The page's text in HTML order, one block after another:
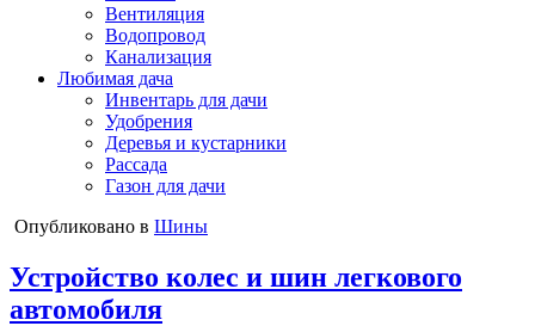
Вентиляция
Водопровод
Канализация
Любимая дача
Инвентарь для дачи
Удобрения
Деревья и кустарники
Рассада
Газон для дачи
Опубликовано в Шины
Устройство колес и шин легкового
автомобиля